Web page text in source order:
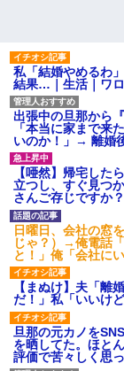
は出てけ！二度と来
果・・・
私「初めて飲む味
のお茶？」彼「ちっ
【GIF】JSのカン
タ
後続車にクラクシ
され彼氏が逆切れ。
ション鳴らしてん
いよ！」と怒鳴りだ
【衝撃】報酬100
募集がこちらｗｗｗ
あり)
【ネット騒然】惨
ワマン頂き女子のこ
げえええええｗｗｗ
ｗｗｗ
【愕然】白のクラ
高速道路左車線を制
った結果
百年の恋12-899
張り合ってくる
私「結婚やめるわ
結果…｜生活｜ワ
出張中の旦那から
「本当に家まで来
いのか！」→ 離婚
【唖然】帰宅した
立つし、すぐ見つ
さんご存じですか？
日曜日、会社の窓
じゃ？）→俺電話
と！」俺「会社に
【まぬけ】夫「離
だ！」私「いいけ
旦那の元カノを
を晒してた。ほと
評価で苦々しく思